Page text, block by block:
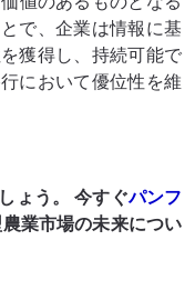
で、企業は情報に基
獲得し、持続可能で
において優位性を維
ょう。 今すぐパンフ
業市場の未来につい